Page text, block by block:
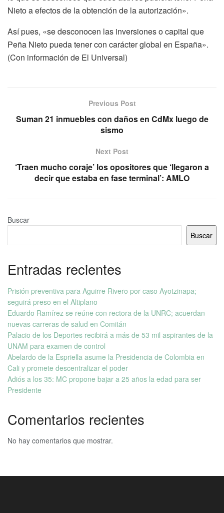
Nieto a efectos de la obtención de la autorización».
Así pues, «se desconocen las inversiones o capital que
Peña Nieto pueda tener con carácter global en España».
(Con información de El Universal)
Previous Post
Suman 21 inmuebles con daños en CdMx luego de
sismo
Next Post
‘Traen mucho coraje’ los opositores que ‘llegaron a
decir que estaba en fase terminal’: AMLO
Buscar
Buscar
Entradas recientes
Prisión preventiva para Aguirre Rivero por caso Ayotzinapa;
seguirá preso en el Altiplano
Eduardo Ramírez se reúne con rectora de la UNRC; acuerdan
nuevas carreras de salud en Comitán
Palacio de los Deportes recibirá a más de 53 mil aspirantes de la
UNAM para examen de control
Abelardo de la Espriella asume la Presidencia de Colombia en
Cali y promete descentralizar el poder
Adiós a los 35: MC propone bajar a 25 años la edad para ser
Presidente
Comentarios recientes
No hay comentarios que mostrar.